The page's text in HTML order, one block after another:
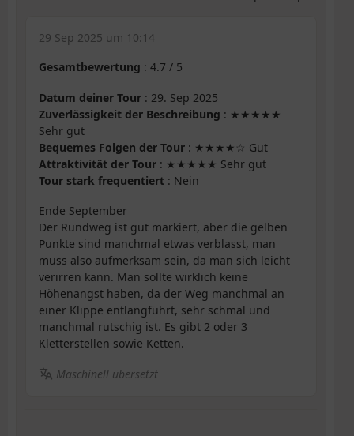
29 Sep 2025 um 10:14
Gesamtbewertung : 4.7 / 5
Datum deiner Tour : 29. Sep 2025
Zuverlässigkeit der Beschreibung : ★★★★★
Sehr gut
Bequemes Folgen der Tour : ★★★★☆ Gut
Attraktivität der Tour : ★★★★★ Sehr gut
Tour stark frequentiert : Nein
Ende September
Der Rundweg ist gut markiert, aber die gelben
Punkte sind manchmal etwas verblasst, man
muss also aufmerksam sein, da man sich leicht
verirren kann. Man sollte wirklich keine
Höhenangst haben, da der Weg manchmal an
einer Klippe entlangführt, sehr schmal und
manchmal rutschig ist. Es gibt 2 oder 3
Kletterstellen sowie Ketten.
Maschinell übersetzt